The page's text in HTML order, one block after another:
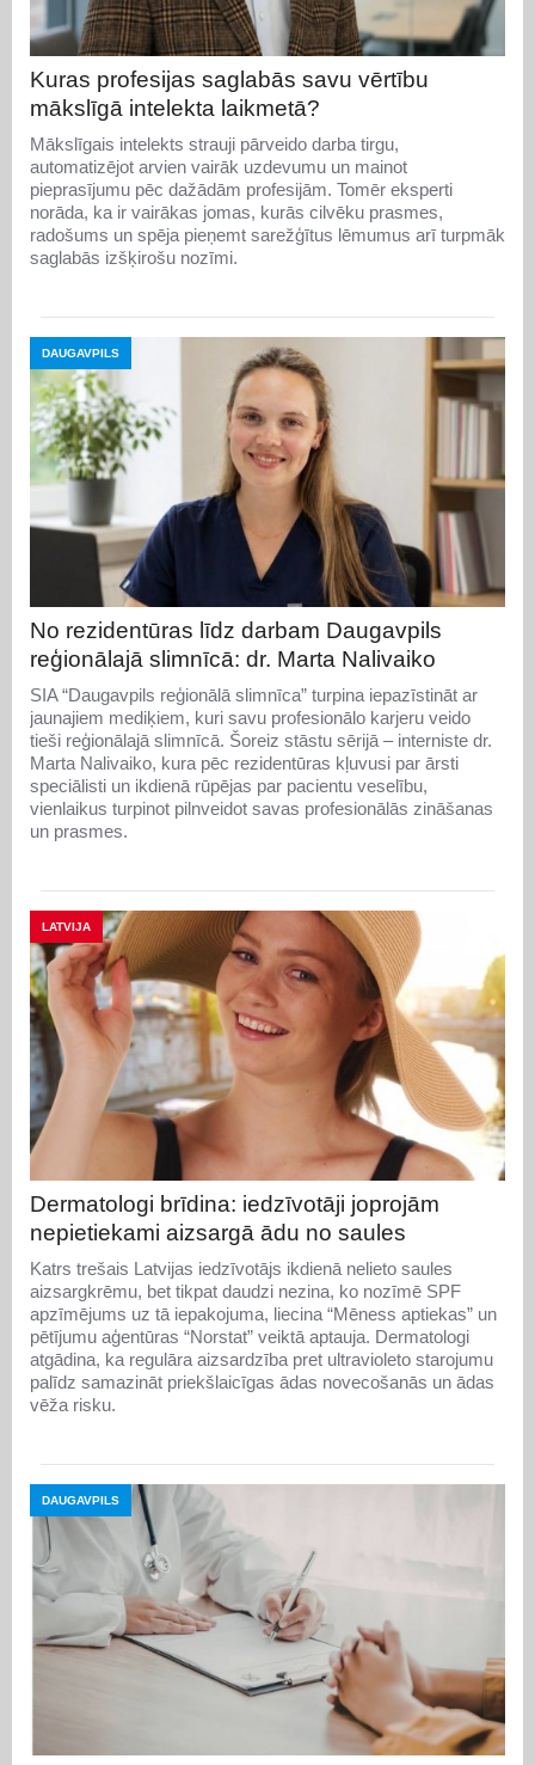
Kuras profesijas saglabās savu vērtību
mākslīgā intelekta laikmetā?
Mākslīgais intelekts strauji pārveido darba tirgu,
automatizējot arvien vairāk uzdevumu un mainot
pieprasījumu pēc dažādām profesijām. Tomēr eksperti
norāda, ka ir vairākas jomas, kurās cilvēku prasmes,
radošums un spēja pieņemt sarežģītus lēmumus arī turpmāk
saglabās izšķirošu nozīmi.
DAUGAVPILS
No rezidentūras līdz darbam Daugavpils
reģionālajā slimnīcā: dr. Marta Nalivaiko
SIA “Daugavpils reģionālā slimnīca” turpina iepazīstināt ar
jaunajiem mediķiem, kuri savu profesionālo karjeru veido
tieši reģionālajā slimnīcā. Šoreiz stāstu sērijā – interniste dr.
Marta Nalivaiko, kura pēc rezidentūras kļuvusi par ārsti
speciālisti un ikdienā rūpējas par pacientu veselību,
vienlaikus turpinot pilnveidot savas profesionālās zināšanas
un prasmes.
LATVIJA
Dermatologi brīdina: iedzīvotāji joprojām
nepietiekami aizsargā ādu no saules
Katrs trešais Latvijas iedzīvotājs ikdienā nelieto saules
aizsargkrēmu, bet tikpat daudzi nezina, ko nozīmē SPF
apzīmējums uz tā iepakojuma, liecina “Mēness aptiekas” un
pētījumu aģentūras “Norstat” veiktā aptauja. Dermatologi
atgādina, ka regulāra aizsardzība pret ultravioleto starojumu
palīdz samazināt priekšlaicīgas ādas novecošanās un ādas
vēža risku.
DAUGAVPILS